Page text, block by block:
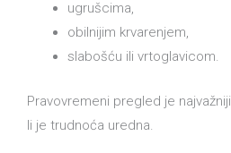
ugrušcima,
obilnijim krvarenjem,
slabošću ili vrtoglavicom.
Pravovremeni pregled je
li je trudnoća uredna.